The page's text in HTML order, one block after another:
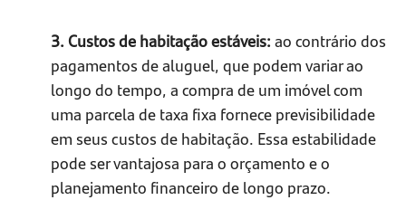
3. Custos de habitação estáveis: ao contrário dos
pagamentos de aluguel, que podem variar ao
longo do tempo, a compra de um imóvel com
uma parcela de taxa fixa fornece previsibilidade
em seus custos de habitação. Essa estabilidade
pode ser vantajosa para o orçamento e o
planejamento financeiro de longo prazo.